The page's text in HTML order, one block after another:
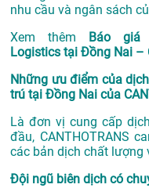
nhu cầu và ngân sách
Xem thêm
Báo
Logistics tại Đồng Nai –
Những ưu điểm của
trú tại Đồng Nai của
Là đơn vị cung cấp
đầu, CANTHOTRANS
các bản dịch chất lượng
Đội ngũ biên dịch có